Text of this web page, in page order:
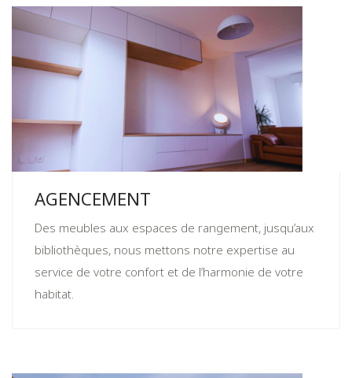
AGENCEMENT
Des meubles aux espaces de rangement, jusqu’aux
bibliothèques, nous mettons notre expertise au
service de votre confort et de l’harmonie de votre
habitat.